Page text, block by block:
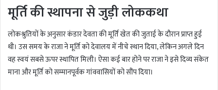
मूर्ति की स्थापना से जुड़ी लोककथा
लोकश्रुतियों के अनुसार कंडार देवता की मूर्ति खेत की जुताई के दौरान प्राप्त हुई
थी। उस समय के राजा ने मूर्ति को देवालय में नीचे स्थान दिया, लेकिन अगले दिन
वह स्वयं सबसे ऊपर स्थापित मिली। ऐसा कई बार होने पर राजा ने इसे दिव्य संकेत
माना और मूर्ति को सम्मानपूर्वक गांववासियों को सौंप दिया।